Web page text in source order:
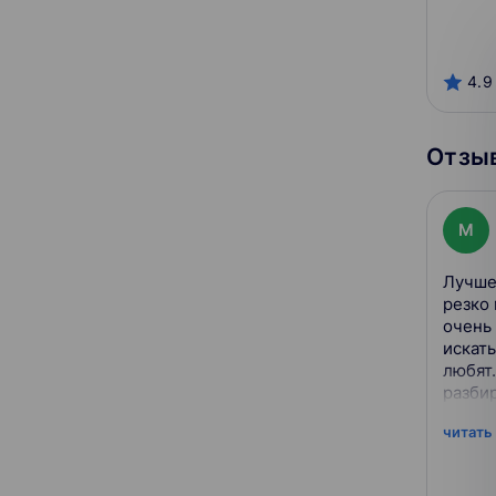
4.9
M
Лучше